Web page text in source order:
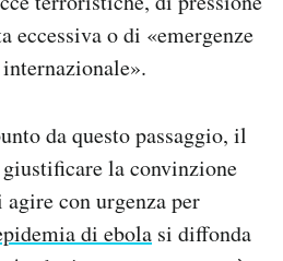
eccessiva o di «emergenze
da questo passaggio, il
la convinzione
con urgenza per
di ebola si diffonda